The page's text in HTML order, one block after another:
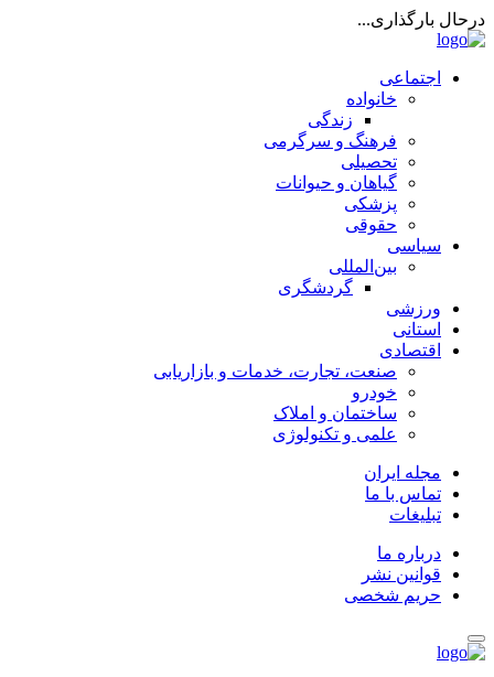
درحال بارگذاری...
اجتماعی
خانواده
زندگی
فرهنگ و سرگرمی
تحصیلی
گیاهان و حیوانات
پزشکی
حقوقی
سیاسی
بین‌المللی
گردشگری
ورزشی
استانی
اقتصادی
صنعت، تجارت، خدمات و بازاریابی
خودرو
ساختمان و املاک
علمی و تکنولوژی
مجله ایران
تماس با ما
تبلیغات
درباره ما
قوانین نشر
حریم شخصی